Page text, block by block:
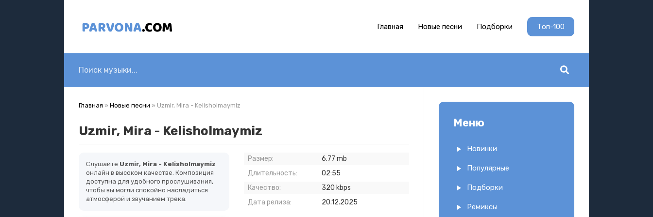
Главная Новые песни Подборки Топ-100
Главная » Новые песни » Uzmir, Mira - Kelisholmaymiz
Uzmir, Mira - Kelisholmaymiz
Слушайте Uzmir, Mira - Kelisholmaymiz
онлайн в высоком качестве. Композиция
доступна для удобного прослушивания,
чтобы вы могли спокойно насладиться
атмосферой и звучанием трека.
Размер:
6.77 mb
Длительность:
02:55
Качество:
320 kbps
Дата релиза:
20.12.2025
Меню
Новинки
Популярные
Подборки
Ремиксы